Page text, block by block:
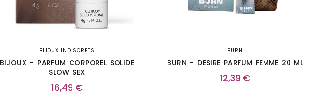
BIJOUX INDISCRETS
BIJOUX – PARFUM CORPOREL SOLIDE
SLOW SEX
16,49 €
BURN
BURN – DESIRE PARFUM FEMME 20 ML
12,39 €